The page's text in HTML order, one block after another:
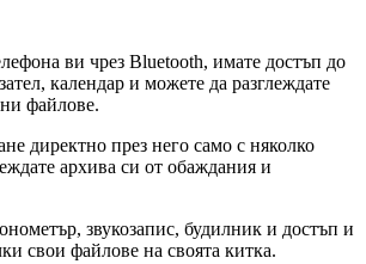
ви чрез Bluetooth, имате достъп до
календар и можете да разглеждате
файлове.
директно през него само с няколко
архива си от обаждания и
звукозапис, будилник и достъп и
свои файлове на своята китка.